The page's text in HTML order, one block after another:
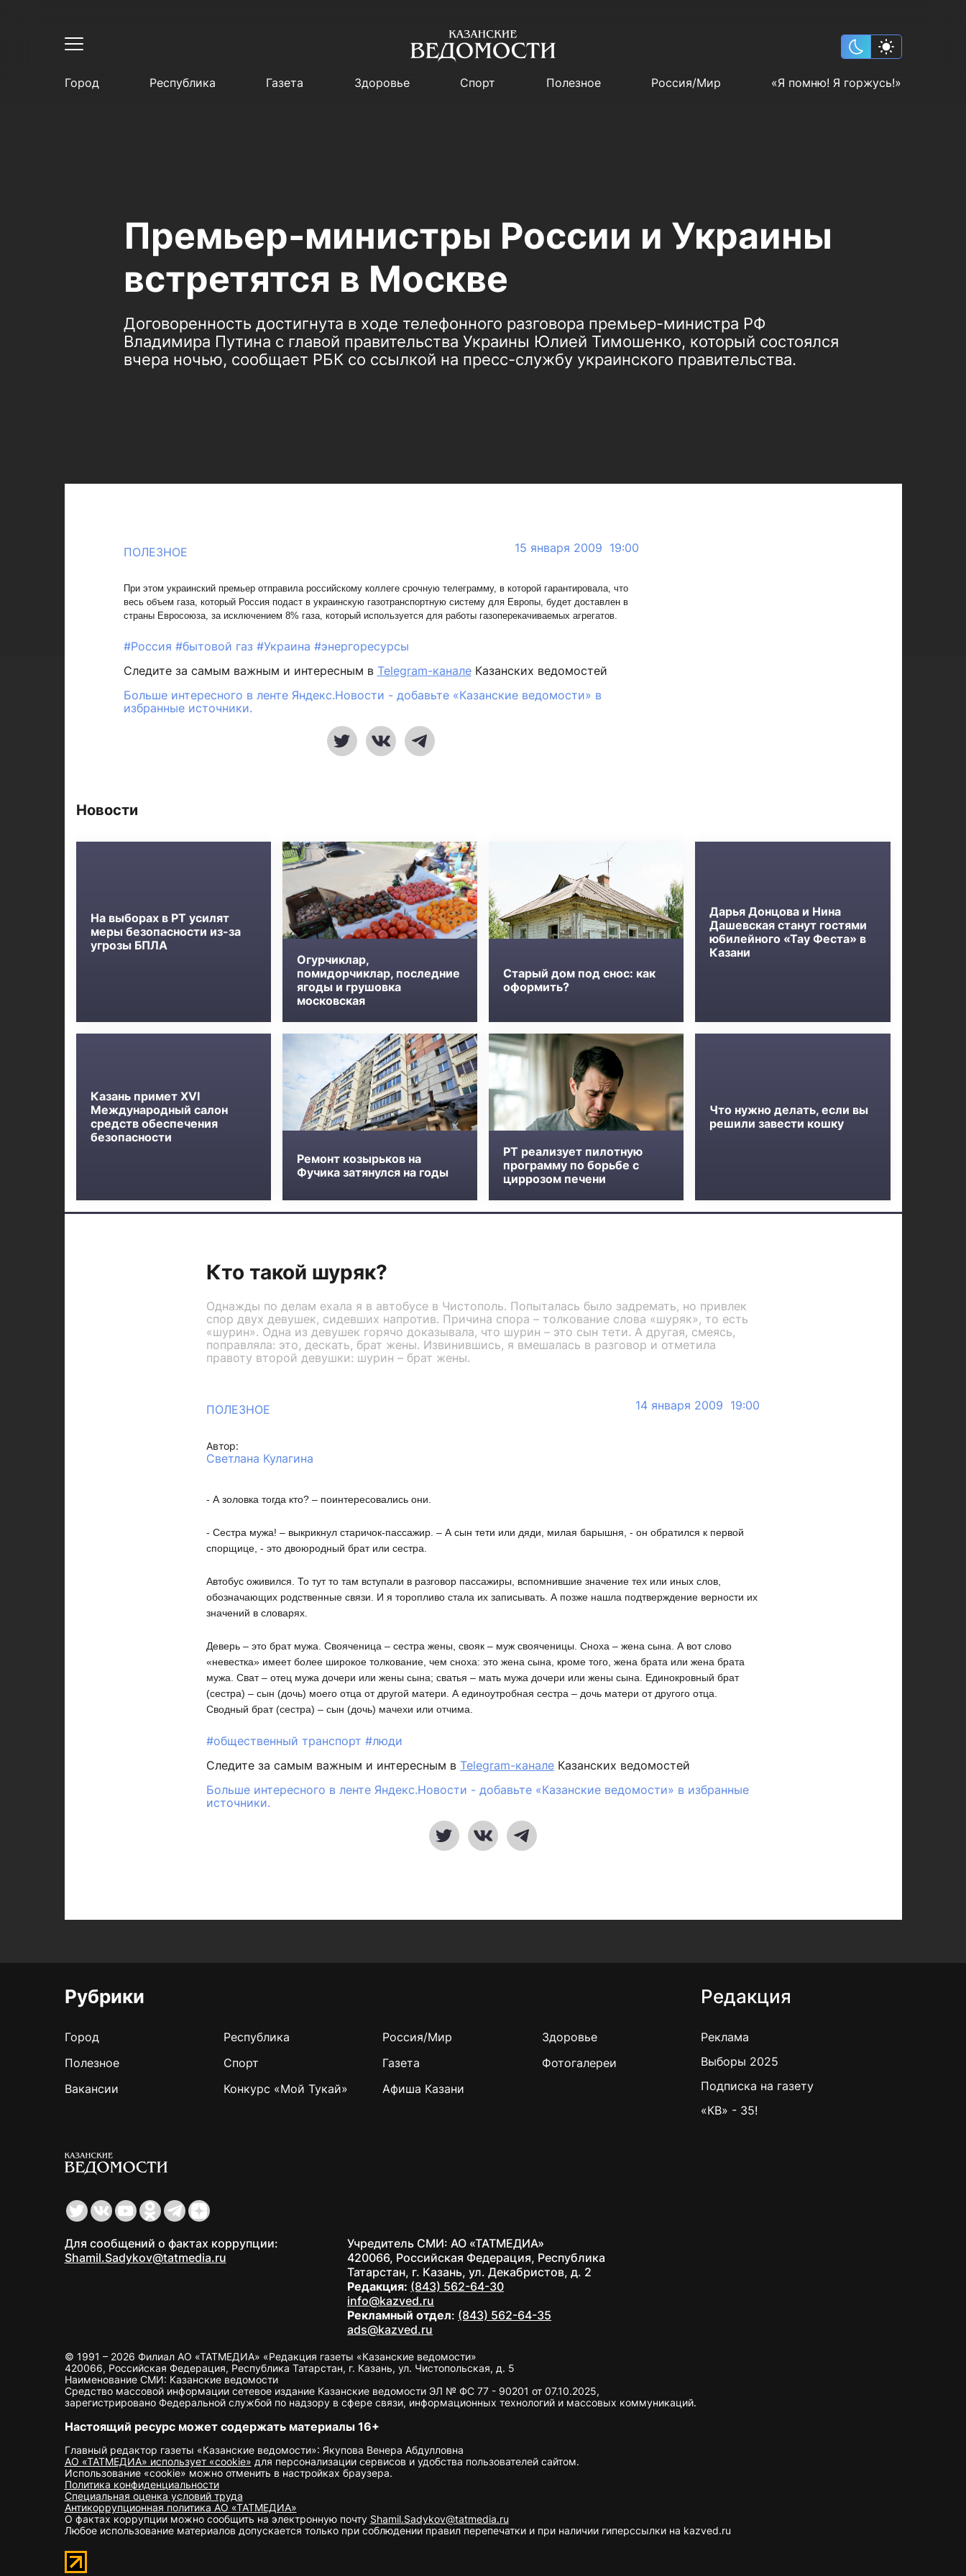
Город Республика Газета Здоровье Спорт Полезное Россия/Мир «Я помню! Я горжусь!»
Премьер-министры России и Украины
встретятся в Москве
Договоренность достигнута в ходе телефонного разговора премьер-министра РФ
Владимира Путина с главой правительства Украины Юлией Тимошенко, который состоялся
вчера ночью, сообщает РБК со ссылкой на пресс-службу украинского правительства.
ПОЛЕЗНОЕ 15 января 2009 19:00
При этом украинский премьер отправила российскому коллеге срочную телеграмму, в которой гарантировала, что
весь объем газа, который Россия подаст в украинскую газотранспортную систему для Европы, будет доставлен в
страны Евросоюза, за исключением 8% газа, который используется для работы газоперекачиваемых агрегатов.
#Россия #бытовой газ #Украина #энергоресурсы
Следите за самым важным и интересным в Telegram-каналеКазанских ведомостей
Больше интересного в ленте Яндекс.Новости - добавьте «Казанские ведомости» в
избранные источники.
Новости
На выборах в РТ усилят
меры безопасности из-за
угрозы БПЛА
Огурчиклар,
помидорчиклар, последние
ягоды и грушовка
московская
Старый дом под снос: как
оформить?
Дарья Донцова и Нина
Дашевская станут гостями
юбилейного «Тау Феста» в
Казани
Казань примет XVI
Международный салон
средств обеспечения
безопасности
Ремонт козырьков на
Фучика затянулся на годы
РТ реализует пилотную
программу по борьбе с
циррозом печени
Что нужно делать, если вы
решили завести кошку
Кто такой шуряк?
Однажды по делам ехала я в автобусе в Чистополь. Попыталась было задремать, но привлек
спор двух девушек, сидевших напротив. Причина спора – толкование слова «шуряк», то есть
«шурин». Одна из девушек горячо доказывала, что шурин – это сын тети. А другая, смеясь,
поправляла: это, дескать, брат жены. Извинившись, я вмешалась в разговор и отметила
правоту второй девушки: шурин – брат жены.
ПОЛЕЗНОЕ 14 января 2009 19:00
Автор:
Светлана Кулагина
- А золовка тогда кто? – поинтересовались они.
- Сестра мужа! – выкрикнул старичок-пассажир. – А сын тети или дяди, милая барышня, - он обратился к первой
спорщице, - это двоюродный брат или сестра.
Автобус оживился. То тут то там вступали в разговор пассажиры, вспомнившие значение тех или иных слов,
обозначающих родственные связи. И я торопливо стала их записывать. А позже нашла подтверждение верности их
значений в словарях.
Деверь – это брат мужа. Свояченица – сестра жены, свояк – муж свояченицы. Сноха – жена сына. А вот слово
«невестка» имеет более широкое толкование, чем сноха: это жена сына, кроме того, жена брата или жена брата
мужа. Сват – отец мужа дочери или жены сына; сватья – мать мужа дочери или жены сына. Единокровный брат
(сестра) – сын (дочь) моего отца от другой матери. А единоутробная сестра – дочь матери от другого отца.
Сводный брат (сестра) – сын (дочь) мачехи или отчима.
#общественный транспорт #люди
Следите за самым важным и интересным в Telegram-канале Казанских ведомостей
Больше интересного в ленте Яндекс.Новости - добавьте «Казанские ведомости» в избранные
источники.
Рубрики
Город Республика Россия/Мир
Здоровье
Полезное
Спорт Газета
Фотогалереи
Вакансии
Конкурс «Мой Тукай» Афиша Казани
Редакция
Реклама
Выборы 2025
Подписка на газету
«КВ» - 35!
Для сообщений о фактах коррупции:
Shamil.Sadykov@tatmedia.ru
Учредитель СМИ: АО «ТАТМЕДИА»
420066, Российская Федерация, Республика
Татарстан, г. Казань, ул. Декабристов, д. 2
Редакция: (843) 562-64-30
info@kazved.ru
Рекламный отдел: (843) 562-64-35
ads@kazved.ru
© 1991 – 2026 Филиал АО «ТАТМЕДИА» «Редакция газеты «Казанские ведомости»
420066, Российская Федерация, Республика Татарстан, г. Казань, ул. Чистопольская, д. 5
Наименование СМИ: Казанские ведомости
Средство массовой информации сетевое издание Казанские ведомости ЭЛ № ФС 77 - 90201 от 07.10.2025,
зарегистрировано Федеральной службой по надзору в сфере связи, информационных технологий и массовых коммуникаций.
Настоящий ресурс может содержать материалы 16+
Главный редактор газеты «Казанские ведомости»: Якупова Венера Абдулловна
АО «ТАТМЕДИА» использует «cookie» для персонализации сервисов и удобства пользователей сайтом.
Использование «cookie» можно отменить в настройках браузера.
Политика конфиденциальности
Специальная оценка условий труда
Антикоррупционная политика АО «ТАТМЕДИА»
О фактах коррупции можно сообщить на электронную почту Shamil.Sadykov@tatmedia.ru
Любое использование материалов допускается только при соблюдении правил перепечатки и при наличии гиперссылки на kazved.ru